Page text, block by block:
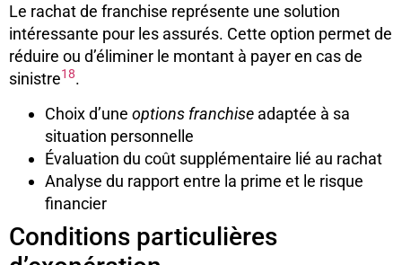
Le rachat de franchise représente une solution
intéressante pour les assurés. Cette option permet de
réduire ou d’éliminer le montant à payer en cas de
sinistre18.
Choix d’une options franchise adaptée à sa
situation personnelle
Évaluation du coût supplémentaire lié au rachat
Analyse du rapport entre la prime et le risque
financier
Conditions particulières